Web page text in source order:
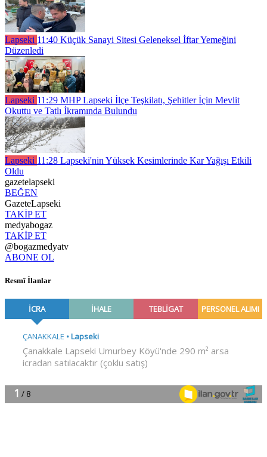
Lapseki 11:40 Küçük Sanayi Sitesi Geleneksel İftar Yemeğini
Düzenledi
Lapseki 11:29 MHP Lapseki İlçe Teşkilatı, Şehitler İçin Mevlit
Okuttu ve Tatlı İkramında Bulundu
Lapseki 11:28 Lapseki'nin Yüksek Kesimlerinde Kar Yağışı Etkili
Oldu
gazetelapseki
BEĞEN
GazeteLapseki
TAKİP ET
medyabogaz
TAKİP ET
@bogazmedyatv
ABONE OL
Resmî İlanlar